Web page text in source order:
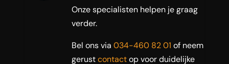
Onze specialisten helpen je graag
verder.
Bel ons via 034-460 82 01 of neem
gerustcontactop voor duidelijke